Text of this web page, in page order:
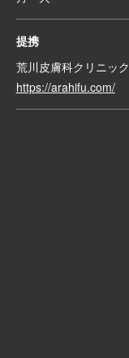
提携
荒川皮膚科クリニック
https://arahifu.com/